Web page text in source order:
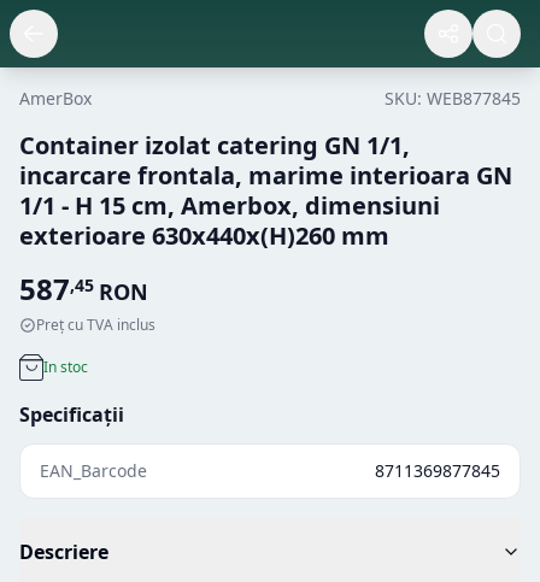
AmerBox SKU: WEB877845
Container izolat catering GN 1/1,
incarcare frontala, marime interioara GN
1/1 - H 15 cm, Amerbox, dimensiuni
exterioare 630x440x(H)260 mm
587,45 RON
Preț cu TVA inclus
In stoc
Specificații
EAN_Barcode 8711369877845
Descriere